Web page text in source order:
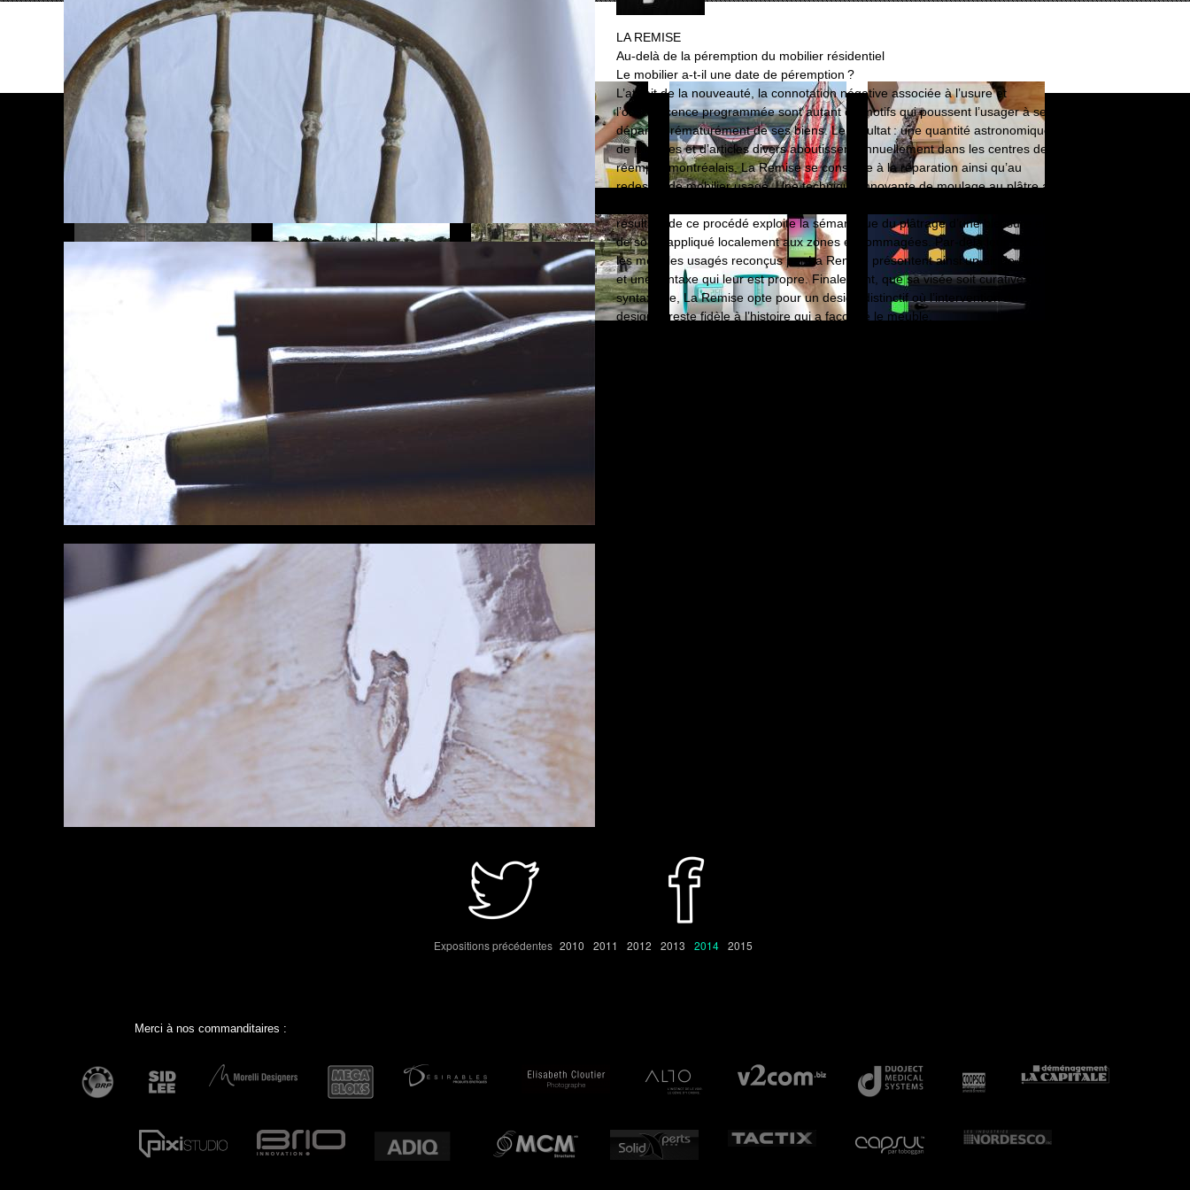
LA REMISE
Au-delà de la péremption du mobilier résidentiel
Le mobilier a-t-il une date de péremption ?
L’attrait de la nouveauté, la connotation négative associée à l’usure et
l’obsolescence programmée sont autant de motifs qui poussent l’usager à se
départir prématurément de ses biens. Le résultat : une quantité astronomique
de meubles et d’articles divers aboutissent annuellement dans les centres de
réemploi montréalais. La Remise se consacre à la réparation ainsi qu’au
redesign de mobilier usagé. Une technique innovante de moulage au plâtre a
résultant de ce procédé exploite la sémantique du plâtrage d’une blessure et
de soins appliqué localement aux zones endommagées. Par-delà leur variété,
les meubles usagés reconçus par La Remise présentent ainsi un air de famille
et une syntaxe qui leur est propre. Finalement, que sa visée soit curative ou
syntaxique, La Remise opte pour un design distinctif où l’intervention du
designer reste fidèle à l’histoire qui a façonné le meuble.
CONTINUEZ VOTRE EXPLORATION
Expositions précédentes 2010 2011 2012 2013 2014 2015
Merci à nos commanditaires :